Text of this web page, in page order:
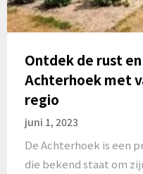
Ontdek de rust
Achterhoek met
regio
juni 1, 2023
De Achterhoek is een
die bekend staat om